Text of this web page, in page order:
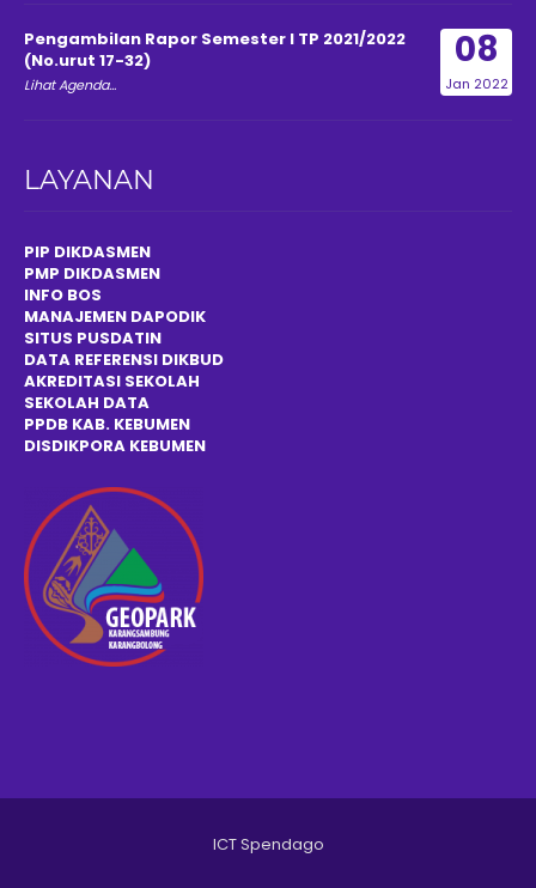
08
Jan 2022
Pengambilan Rapor Semester I TP 2021/2022
(No.urut 17-32)
Lihat Agenda...
LAYANAN
PIP DIKDASMEN
PMP DIKDASMEN
INFO BOS
MANAJEMEN DAPODIK
SITUS PUSDATIN
DATA REFERENSI DIKBUD
AKREDITASI SEKOLAH
SEKOLAH DATA
PPDB KAB. KEBUMEN
DISDIKPORA KEBUMEN
ICT Spendago